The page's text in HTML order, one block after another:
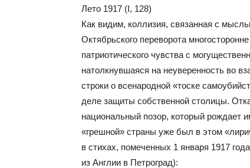
Лето 1917 (I, 128)
Как видим, коллизия, связанная с
Октябрьского переворота
патриотического чувства с
натолкнувшаяся на неуверенность во
строки о всенародной «тоске
деле защиты собственной столицы.
национальный позор, который рождает
«грешной» страны уже был в этом
в стихах, помеченных 1 января 1917
из Англии в Петроград):